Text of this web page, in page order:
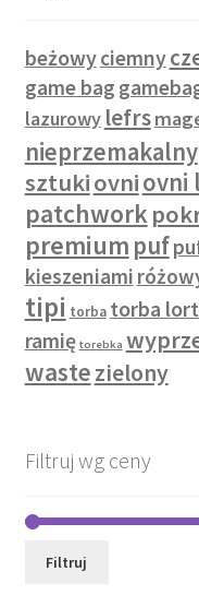
beżowyciemny
game bag
lazurowy lefrs
nieprzemakalny
sztukiovniovni
patchwork
premium puf
kieszeniami
tipi torba torba
ramię torebka
wastezielony
Filtruj wg ceny
Filtruj